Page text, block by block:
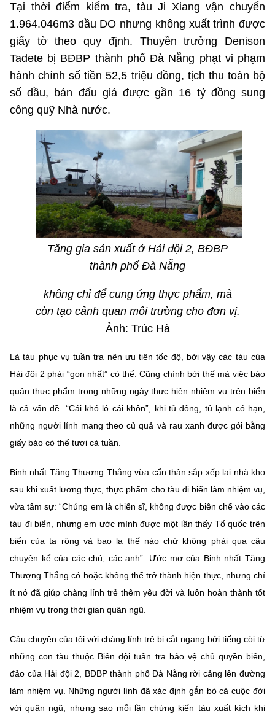
Tại thời điểm kiểm tra, tàu Ji Xiang vận chuyển
1.964.046m3 dầu DO nhưng không xuất trình được
giấy tờ theo quy định. Thuyền trưởng Denison
Tadete bị BĐBP thành phố Đà Nẵng phạt vi phạm
hành chính số tiền 52,5 triệu đồng, tịch thu toàn bộ
số dầu, bán đấu giá được gần 16 tỷ đồng sung
công quỹ Nhà nước.
Tăng gia sản xuất ở Hải đội 2, BĐBP
thành phố Đà Nẵng
không chỉ để cung ứng thực phẩm, mà
còn tạo cảnh quan môi trường cho đơn vị.
Ảnh: Trúc Hà
Là tàu phục vụ tuần tra nên ưu tiên tốc độ, bởi vậy các tàu của
Hải đội 2 phải “gọn nhất” có thể. Cũng chính bởi thế mà việc bảo
quản thực phẩm trong những ngày thực hiện nhiệm vụ trên biển
là cả vấn đề. “Cái khó ló cái khôn”, khi tủ đông, tủ lạnh có hạn,
những người lính mang theo củ quả và rau xanh được gói bằng
giấy báo có thể tươi cả tuần.
Binh nhất Tăng Thượng Thắng vừa cẩn thận sắp xếp lại nhà kho
sau khi xuất lương thực, thực phẩm cho tàu đi biển làm nhiệm vụ,
vừa tâm sự: “Chúng em là chiến sĩ, không được biên chế vào các
tàu đi biển, nhưng em ước mình được một lần thấy Tổ quốc trên
biển của ta rộng và bao la thế nào chứ không phải qua câu
chuyện kể của các chú, các anh”. Ước mơ của Binh nhất Tăng
Thượng Thắng có hoặc không thể trở thành hiện thực, nhưng chí
ít nó đã giúp chàng lính trẻ thêm yêu đời và luôn hoàn thành tốt
nhiệm vụ trong thời gian quân ngũ.
Câu chuyện của tôi với chàng lính trẻ bị cắt ngang bởi tiếng còi từ
những con tàu thuộc Biên đội tuần tra bảo vệ chủ quyền biển,
đảo của Hải đội 2, BĐBP thành phố Đà Nẵng rời cảng lên đường
làm nhiệm vụ. Những người lính đã xác định gắn bó cả cuộc đời
với quân ngũ, nhưng sao mỗi lần chứng kiến tàu xuất kích khi